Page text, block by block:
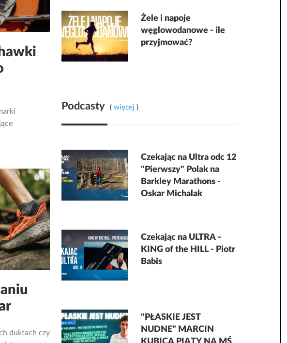
duktach czy
Żele i napoje
węglowodanowe - ile
przyjmować?
Podcasty ( więcej )
Czekając na Ultra odc 12
"Pierwszy" Polak na
Barkley Marathons -
Oskar Michalak
Czekając na ULTRA -
KING of the HILL - Piotr
Babis
"PŁASKIE JEST
NUDNE" MARCIN